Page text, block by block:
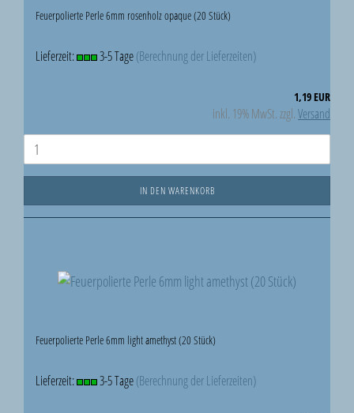
Feuerpolierte Perle 6mm rosenholz opaque (20 Stück)
Lieferzeit: 3-5 Tage(Berechnung der Lieferzeiten)
1,19 EUR
inkl. 19% MwSt. zzgl.Versand
IN DEN WARENKORB
Feuerpolierte Perle 6mm light amethyst (20 Stück)
Lieferzeit: 3-5 Tage(Berechnung der Lieferzeiten)